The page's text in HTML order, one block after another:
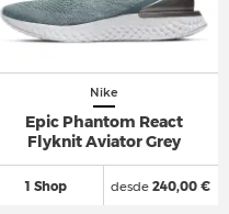
Nike
Epic Phantom React
Flyknit Aviator Grey
1 Shop desde 240,00 €